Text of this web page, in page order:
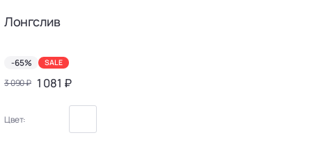
Лонгслив
-65% SALE
3 090 ₽ 1 081 ₽
Цвет: